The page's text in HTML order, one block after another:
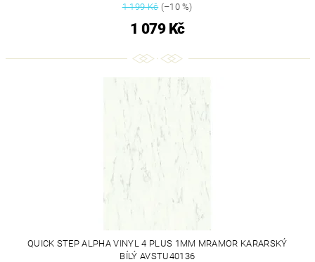
1 199 Kč(–10 %)
1 079 Kč
QUICK STEP ALPHA VINYL 4 PLUS 1MM MRAMOR KARARSKÝ
BÍLÝ AVSTU40136